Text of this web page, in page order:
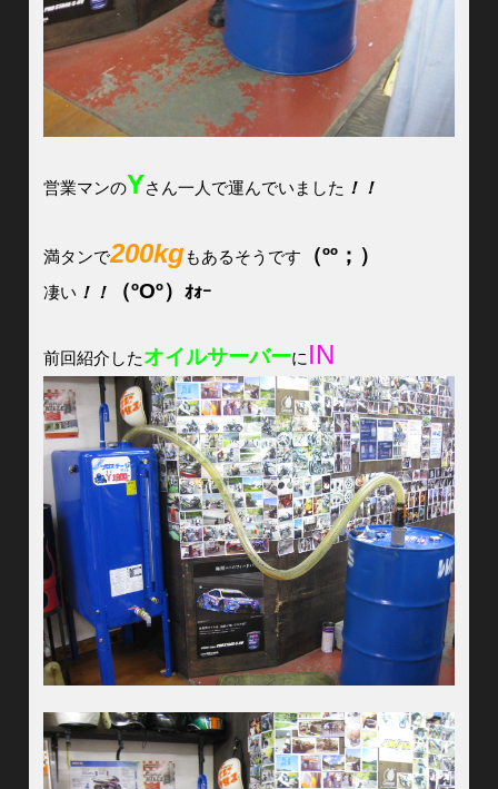
営業マンのYさん一人で運んでいました ！！
満タンで200kgもあるそうです （ºº；）
凄い ！！ （ºΟº） ｵｫｰ
前回紹介したオイルサーバーに IN